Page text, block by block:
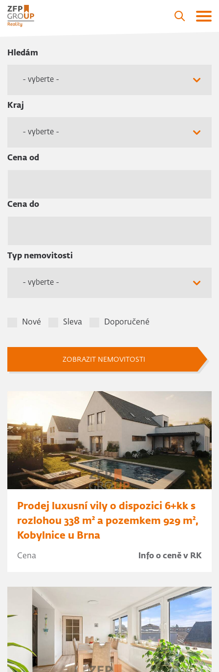
Hledám
- vyberte -
Kraj
- vyberte -
Cena od
Cena do
Typ nemovitosti
- vyberte -
Nové Sleva Doporučené
ZOBRAZIT NEMOVITOSTI
Prodej luxusní vily o dispozici 6+kk s
rozlohou 338 m² a pozemkem 929 m²,
Kobylnice u Brna
Cena Info o ceně v RK